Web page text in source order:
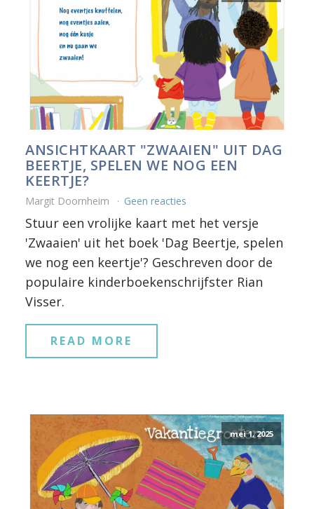
ANSICHTKAART "ZWAAIEN" UIT DAG
BEERTJE, SPELEN WE NOG EEN
KEERTJE?
Margit Doornheim Geen reacties
Stuur een vrolijke kaart met het versje
'Zwaaien' uit het boek 'Dag Beertje, spelen
we nog een keertje'? Geschreven door de
populaire kinderboekenschrijfster Rian
Visser.
READ MORE
mei 1, 2025